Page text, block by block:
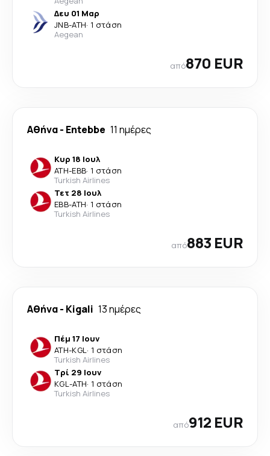
Δευ 01 Μαρ
JNB-ATH· 1 στάση
Aegean
από870 EUR
Αθήνα- Entebbe 11 ημέρες
Κυρ 18 Ιουλ
ATH-EBB· 1 στάση
Turkish Airlines
Τετ 28 Ιουλ
EBB-ATH· 1 στάση
Turkish Airlines
από883 EUR
Αθήνα- Kigali 13 ημέρες
Πέμ 17 Ιουν
ATH-KGL· 1 στάση
Turkish Airlines
Τρί 29 Ιουν
KGL-ATH· 1 στάση
Turkish Airlines
από912 EUR